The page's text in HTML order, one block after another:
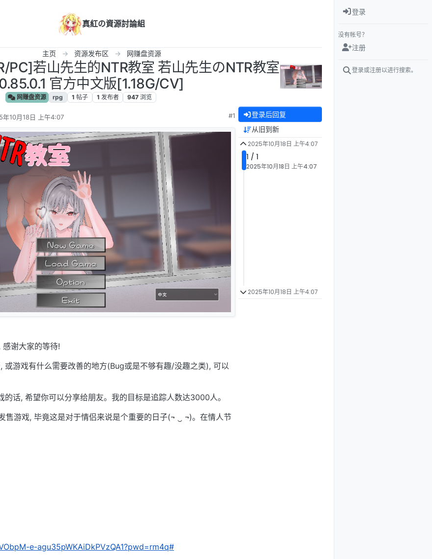
真紅の資源討論組
主页 资源发布区 网赚盘资源
PC]若山先生的NTR教室 若山先生のNTR教室
官方中文版[1.18G/CV]
网赚盘资源 rpg 1 帖子 1 发布者 947 浏览
年10月18日 上午4:07
辑
#1
谢大家的等待!
或游戏有什么需要改善的地方(Bug或是不够有趣/没趣之类), 可以
的话, 希望你可以分享给朋友。我的目标是追踪人数达3000人。
售游戏, 毕竟这是对于情侣来说是个重要的日子(¬ ‿ ¬)。在情人节
e-agu35pWKAiDkPVzQA1?pwd=rm4q#
登录后回复
从旧到新
2025年10月18日 上午4:07
1 / 1
2025年10月18日 上午4:07
2025年10月18日 上午4:07
登录
没有帐号？
注册
登录或注册以进行搜索。